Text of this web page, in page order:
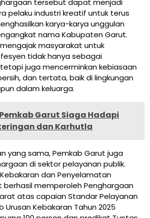
tersebut dapat menjadi
pelaku industri kreatif untuk terus
karya-karya unggulan
nama Kabupaten Garut.
masyarakat untuk
tidak hanya sebagai
juga mencerminkan kebiasaan
dan tertata, baik di lingkungan
dalam keluarga.
Pemkab Garut Siaga Hadapi
dan Karhutla
yang sama, Pemkab Garut juga
di sektor pelayanan publik.
dan Penyelamatan
berhasil memperoleh Penghargaan
atas capaian Standar Pelayanan
Urusan Kebakaran Tahun 2025